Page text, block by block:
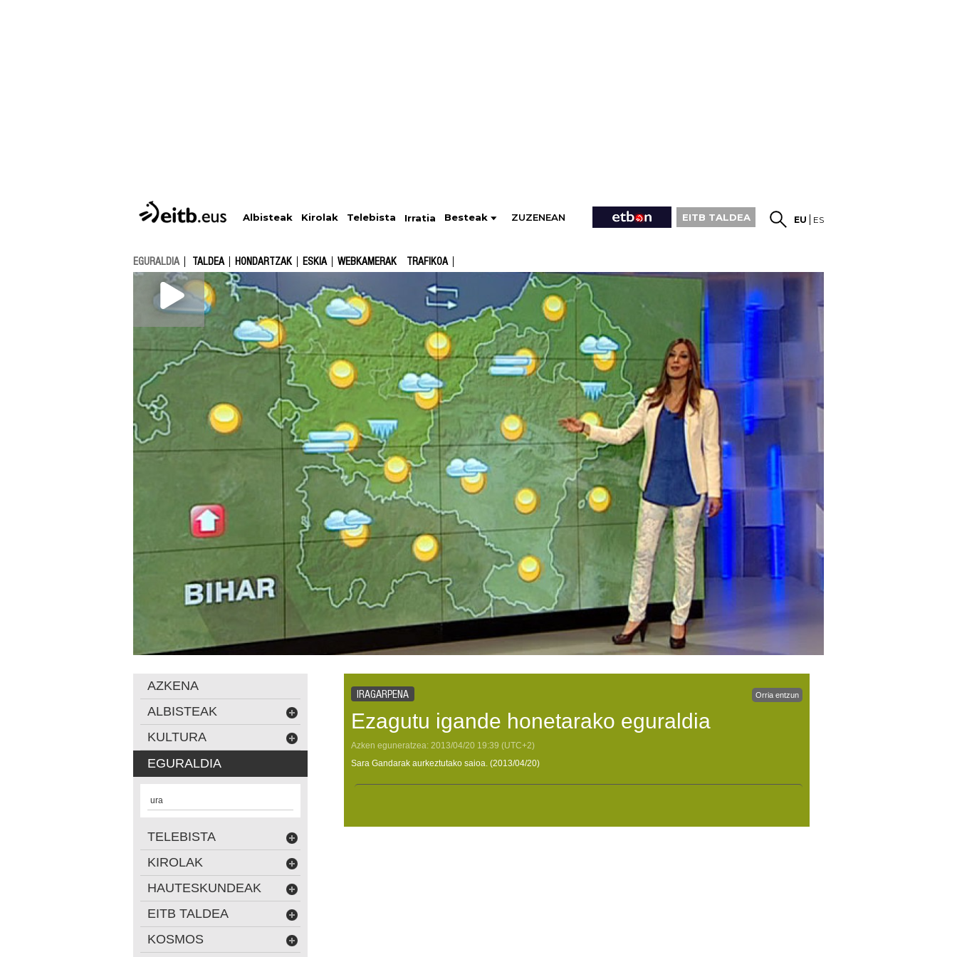
Albisteak Kirolak Telebista Irratia Besteak ZUZENEAN EITB TALDEA EU ES
EGURALDIA TALDEA HONDARTZAK ESKIA WEBKAMERAK TRAFIKOA
IRAGARPENA Orria entzun
Ezagutu igande honetarako eguraldia
Azken eguneratzea: 2013/04/20 19:39 (UTC+2)
Sara Gandarak aurkeztutako saioa. (2013/04/20)
AZKENA
ALBISTEAK
KULTURA
EGURALDIA
ura
TELEBISTA
KIROLAK
HAUTESKUNDEAK
EITB TALDEA
KOSMOS